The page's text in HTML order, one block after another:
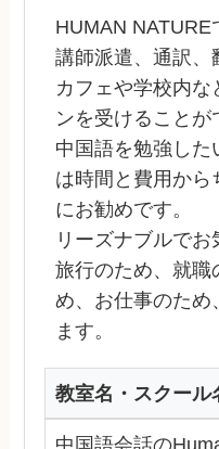
HUMAN
講師派遣、通訳、
カフェや学校内な
ンを受けることが
中国語を勉強し
は時間と費用か
にお勧めです。
リーズナブルでお
旅行のため、就職
め、お仕事のため
ます。
教室名・スクール